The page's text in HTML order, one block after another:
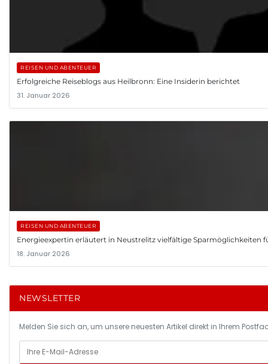
REISEN UND ABENTEUER
Erfolgreiche Reiseblogs aus Heilbronn: Eine Insiderin berichtet
31. Januar 2026
REISEN UND ABENTEUER
Energieexpertin erläutert in Neustrelitz vielfältige Sparmöglichkeiten
18. Januar 2026
NEWSLETTER
Melden Sie sich an, um unsere neuesten Artikel direkt in Ihrem